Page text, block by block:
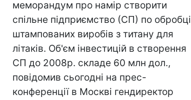
меморандум про намір створити
спільне підприємство (СП) по обробці
штампованих виробів з титану для
літаків. Об'єм інвестицій в створення
СП до 2008р. складе 60 млн дол.,
повідомив сьогодні на прес-
конференції в Москві гендиректор